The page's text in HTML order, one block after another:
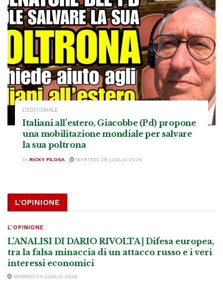
L’EDITORIALE
Italiani all’estero, Giacobbe (Pd) propone
una mobilitazione mondiale per salvare
la sua poltrona
DI RICKY FILOSA MARTEDÌ 28 LUGLIO 2026
L'OPINIONE
L'OPINIONE
L’ANALISI DI DARIO RIVOLTA | Difesa europea,
tra la falsa minaccia di un attacco russo e i veri
interessi economici
VENERDÌ 24 LUGLIO 2026